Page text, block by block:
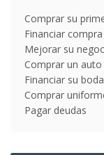
Comprar su
Financiar
Mejorar su
Comprar un auto
Financiar su boda
Comprar
Pagar deudas